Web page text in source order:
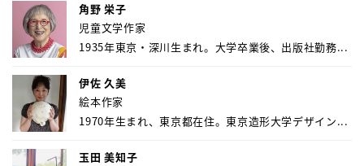
角野 栄子
児童文学作家
1935年東京・深川生まれ。大学卒業後、出版社勤務...
伊佐 久美
絵本作家
1970年生まれ、東京都在住。東京造形大学デザイン...
玉田 美知子